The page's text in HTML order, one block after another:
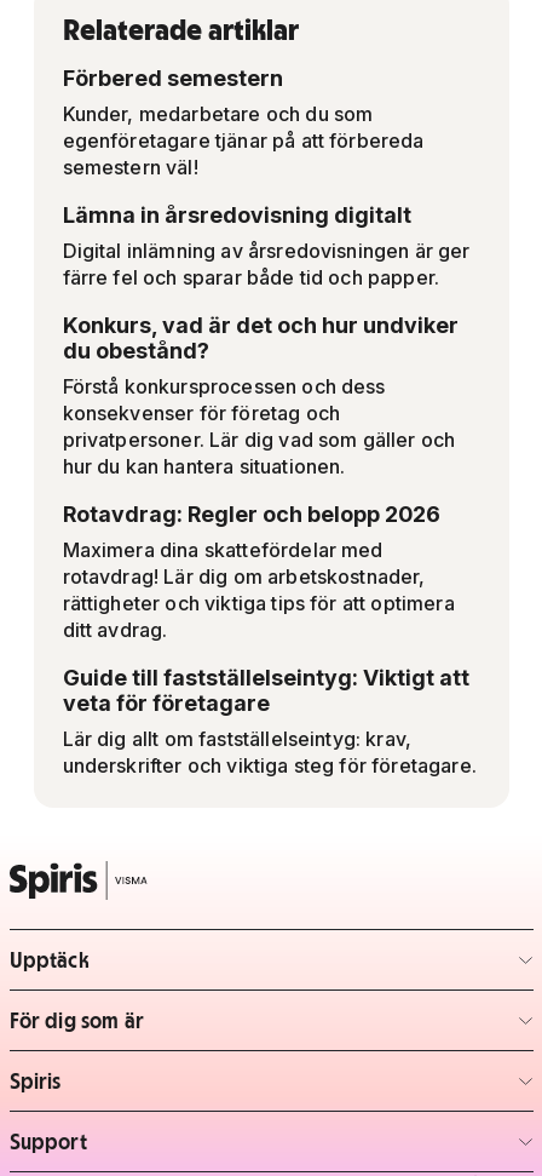
Relaterade artiklar
Förbered semestern
Kunder, medarbetare och du som
egenföretagare tjänar på att förbereda
semestern väl!
Lämna in årsredovisning digitalt
Digital inlämning av årsredovisningen är ger
färre fel och sparar både tid och papper.
Konkurs, vad är det och hur undviker
du obestånd?
Förstå konkursprocessen och dess
konsekvenser för företag och
privatpersoner. Lär dig vad som gäller och
hur du kan hantera situationen.
Rotavdrag: Regler och belopp 2026
Maximera dina skattefördelar med
rotavdrag! Lär dig om arbetskostnader,
rättigheter och viktiga tips för att optimera
ditt avdrag.
Guide till fastställelseintyg: Viktigt att
veta för företagare
Lär dig allt om fastställelseintyg: krav,
underskrifter och viktiga steg för företagare.
Upptäck
– klicka för att expandera lista
För dig som är
– klicka för att expandera lista
Spiris
– klicka för att expandera lista
Support
– klicka för att expandera lista